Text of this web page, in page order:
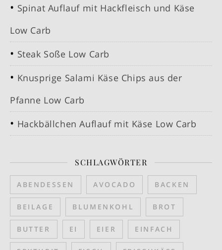
Spinat Auflauf mit Hackfleisch und Käse
Low Carb
Steak Soße Low Carb
Knusprige Salami Käse Chips aus der
Pfanne Low Carb
Hackbällchen Auflauf mit Käse Low Carb
SCHLAGWÖRTER
ABENDESSEN AVOCADO BACKEN
BEILAGE BLUMENKOHL BROT
BUTTER EI EIER EINFACH